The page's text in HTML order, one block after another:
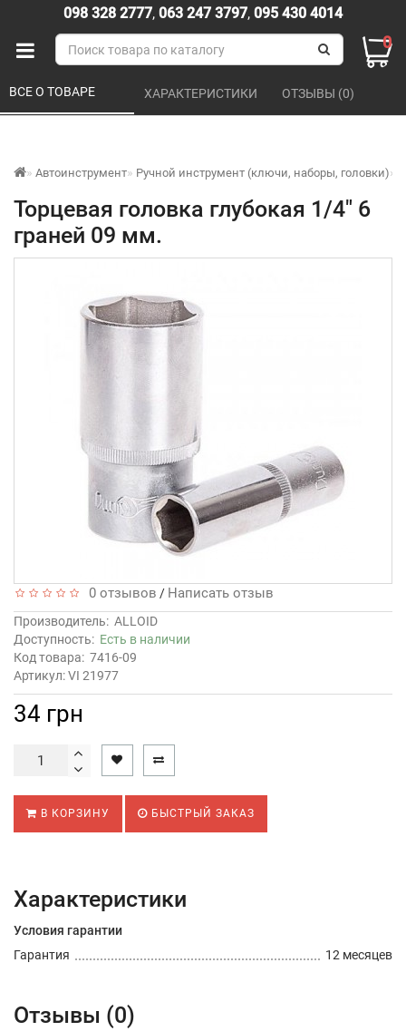
098 328 2777, 063 247 3797, 095 430 4014
0
Автоинструмент Ручной инструмент (ключи, наборы, головки)
Торцевая головка глубокая 1/4" 6
граней 09 мм.
ВСЕ О ТОВАРЕ ХАРАКТЕРИСТИКИ ОТЗЫВЫ (0)
0 отзывов / Написать отзыв
Производитель: ALLOID
Доступность: Есть в наличии
Код товара: 7416-09
Артикул: VI 21977
34 грн
В КОРЗИНУ БЫСТРЫЙ ЗАКАЗ
Характеристики
Условия гарантии
Гарантия
12 месяцев
Отзывы (0)